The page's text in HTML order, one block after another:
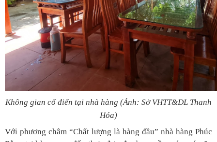
Không gian cổ điển tại nhà hàng (Ảnh: Sở VHTT&DL Thanh
Hóa)
Với phương châm “Chất lượng là hàng đầu” nhà hàng Phúc